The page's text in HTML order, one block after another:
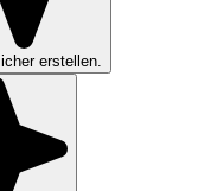
erstellen.